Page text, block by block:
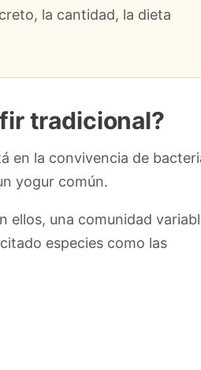
la cantidad, la dieta
tradicional?
en la convivencia de
yogur común.
ellos, una comunidad
especies como las